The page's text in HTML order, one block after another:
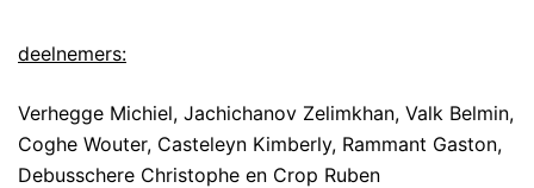
deelnemers:
Verhegge Michiel, Jachichanov Zelimkhan, Valk Belmin,
Coghe Wouter, Casteleyn Kimberly, Rammant Gaston,
Debusschere Christophe en Crop Ruben